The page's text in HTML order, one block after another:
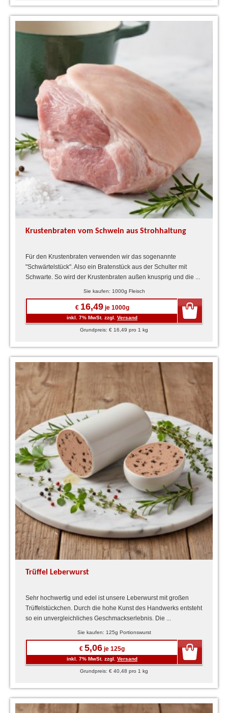
Krustenbraten vom Schwein aus Strohhaltung
Für den Krustenbraten verwenden wir das sogenannte
"Schwärtelstück". Also ein Bratenstück aus der Schulter mit
Schwarte. So wird der Krustenbraten außen knusprig und die ...
Sie kaufen: 1000g Fleisch
€ 16,49je 1000g
inkl. 7% MwSt. zzgl. Versand
Grundpreis: € 16,49 pro 1 kg
Trüffel Leberwurst
Sehr hochwertig und edel ist unsere Leberwurst mit großen
Trüffelstückchen. Durch die hohe Kunst des Handwerks entsteht
so ein unvergleichliches Geschmackserlebnis. Die ...
Sie kaufen: 125g Portionswurst
€ 5,06 je 125g
inkl. 7% MwSt. zzgl. Versand
Grundpreis: € 40,48 pro 1 kg